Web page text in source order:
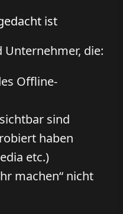
ist
Unternehmer, die:
Offline-
sind
haben
etc.)
machen“ nicht